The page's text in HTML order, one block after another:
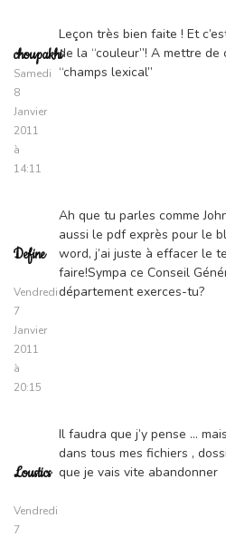
choupakhi
Samedi
8
Janvier
2011
à
14:11
Leçon très bien faite ! Et
de la “couleur”! A mettre
“champs lexical”
Define
Vendredi
7
Janvier
2011
à
20:15
Ah que tu parles comme
aussi le pdf exprès pour le
word, j’ai juste à effacer le
faire!Sympa ce Conseil
département exerces-tu?
Loustics
Vendredi
7
Il faudra que j’y pense …
dans tous mes fichiers ,
que je vais vite abandonner